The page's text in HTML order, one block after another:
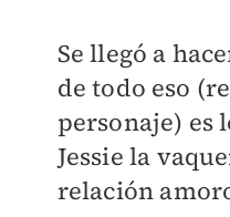
Se llegó a
de todo eso
personaje) es
Jessie la
relación